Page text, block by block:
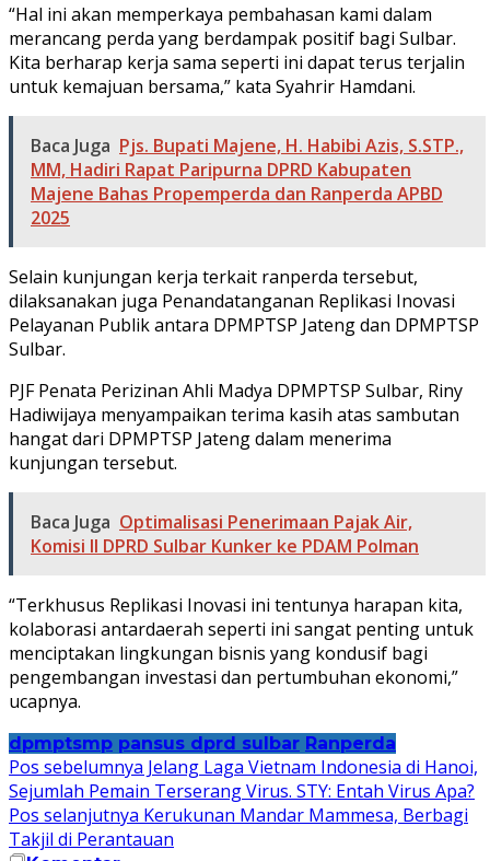
“Hal ini akan memperkaya pembahasan kami dalam
merancang perda yang berdampak positif bagi Sulbar.
Kita berharap kerja sama seperti ini dapat terus terjalin
untuk kemajuan bersama,” kata Syahrir Hamdani.
Baca Juga Pjs. Bupati Majene, H. Habibi Azis, S.STP.,
MM, Hadiri Rapat Paripurna DPRD Kabupaten
Majene Bahas Propemperda dan Ranperda APBD
2025
Selain kunjungan kerja terkait ranperda tersebut,
dilaksanakan juga Penandatanganan Replikasi Inovasi
Pelayanan Publik antara DPMPTSP Jateng dan DPMPTSP
Sulbar.
PJF Penata Perizinan Ahli Madya DPMPTSP Sulbar, Riny
Hadiwijaya menyampaikan terima kasih atas sambutan
hangat dari DPMPTSP Jateng dalam menerima
kunjungan tersebut.
Baca Juga Optimalisasi Penerimaan Pajak Air,
Komisi II DPRD Sulbar Kunker ke PDAM Polman
“Terkhusus Replikasi Inovasi ini tentunya harapan kita,
kolaborasi antardaerah seperti ini sangat penting untuk
menciptakan lingkungan bisnis yang kondusif bagi
pengembangan investasi dan pertumbuhan ekonomi,”
ucapnya.
dpmptsmp pansus dprd sulbar Ranperda
Navigasi
pos
Pos sebelumnya Jelang Laga Vietnam Indonesia di Hanoi,
Sejumlah Pemain Terserang Virus. STY: Entah Virus Apa?
Pos selanjutnya Kerukunan Mandar Mammesa, Berbagi
Takjil di Perantauan